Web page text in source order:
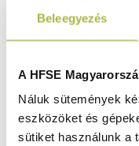
Beleegyezés
A HFSE
Náluk sütemények
eszközöket és
sütiket használunk a
Kávéfőző